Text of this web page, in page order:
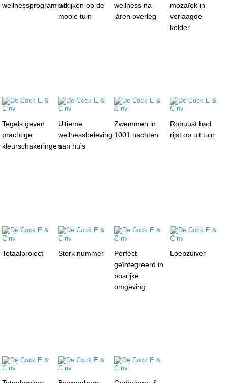
wellnessprogrammauitkijken op de
mooie tuin
wellness na
járen overleg
mozaïek in
verlaagde
kelder
Tegels geven
prachtige
kleurschakeringen
Ultieme
wellnessbeleving
aan huis
Zwemmen in
1001 nachten
Robuust bad
rijst op uit tuin
Totaalproject Sterk nummer
Perfect
geïntegreerd in
bosrijke
omgeving
Loepzuiver